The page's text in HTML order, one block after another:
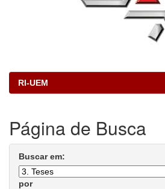
RI-UEM
Página de Busca
Buscar em:
por